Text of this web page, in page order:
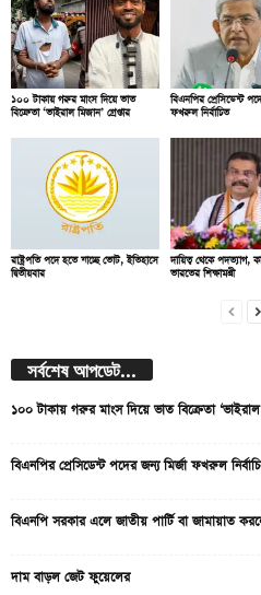
১০০ টাকায় গরুর মাংস দিয়ে ভাত
বিক্রেতা ‘ভাইরাল মিজান’ গ্রেপ্তার
বিএনপির প্রেসিডেন্ট
ফখরুল নির্বাচিত
রাষ্ট্রপতি পদে হতে যাচ্ছে ভোট, ইতিহাসে
দ্বিতীয়বার
দায়িত্ব থেকে পদত্যাগ,
ভারতের শিক্ষামন্ত্রী
সর্বশেষ আপডেট...
১০০ টাকায় গরুর মাংস দিয়ে ভাত বিক্রেতা ‘ভাইরাল
বিএনপির প্রেসিডেন্ট পদের জন্য মির্জা ফখরুল
বিএনপি সরকার এলে জাতীয় পার্টি বা জামায়াত
দাম বাড়ল জেট ফুয়েলের